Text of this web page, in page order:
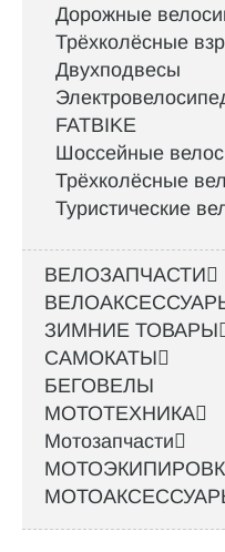
Дорожные
Трёхколёсные
Двухподвесы
FATBIKE
Шоссейные
Трёхколёсные
Туристические
ВЕЛОЗАПЧАСТИ
ЗИМНИЕ ТОВАРЫ
САМОКАТЫ
БЕГОВЕЛЫ
МОТОТЕХНИКА
Мотозапчасти